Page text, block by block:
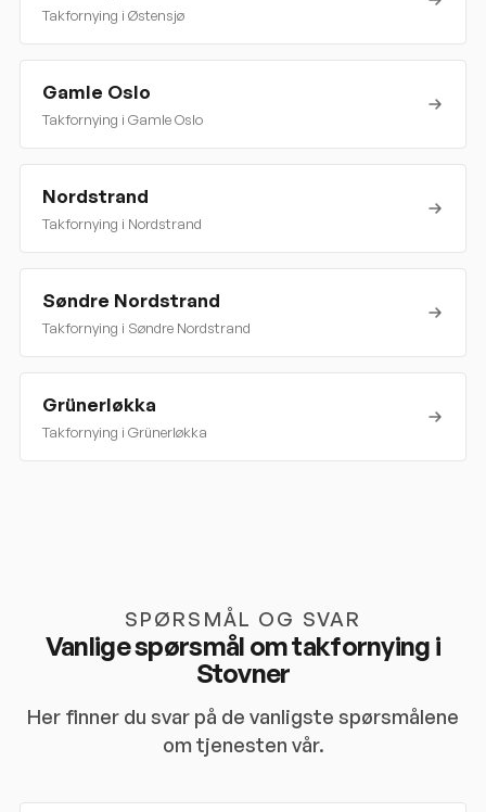
Takfornying i Østensjø
Gamle Oslo
Takfornying i Gamle Oslo
Nordstrand
Takfornying i Nordstrand
Søndre Nordstrand
Takfornying i Søndre Nordstrand
Grünerløkka
Takfornying i Grünerløkka
SPØRSMÅL OG SVAR
Vanlige spørsmål om takfornying i
Stovner
Her finner du svar på de vanligste spørsmålene
om tjenesten vår.